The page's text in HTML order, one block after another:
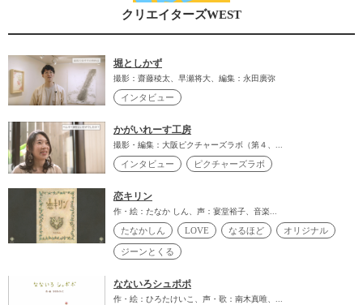
クリエイターズWEST
堀としかず
撮影：齋藤稜太、早瀬将大、編集：永田廣弥
インタビュー
かがいれーす工房
撮影・編集：大阪ピクチャーズラボ（第４、...
インタビュー ピクチャーズラボ
恋キリン
作・絵：たなか しん、声：宴堂裕子、音楽...
たなかしん LOVE なるほど オリジナル
ジーンとくる
なないろシュポポ
作・絵：ひろたけいこ、声・歌：南木真唯、...